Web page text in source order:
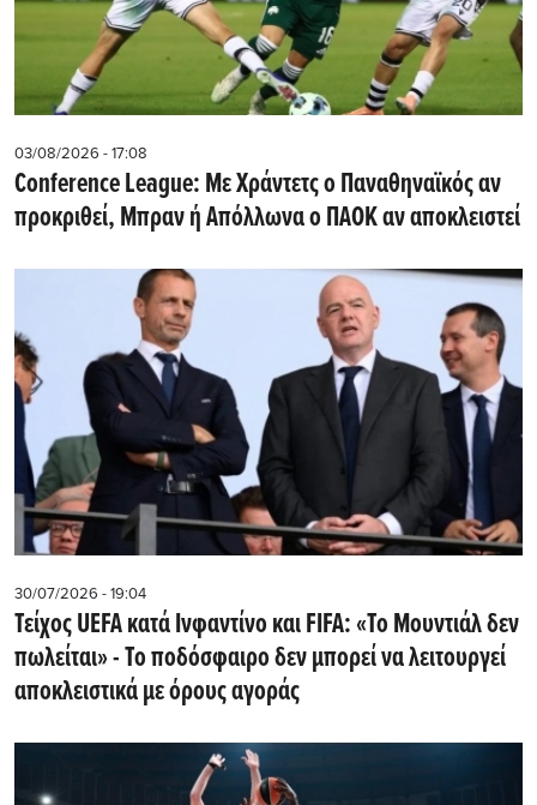
03/08/2026 - 17:08
Conference League: Με Χράντετς ο Παναθηναϊκός αν
προκριθεί, Μπραν ή Απόλλωνα ο ΠΑΟΚ αν αποκλειστεί
30/07/2026 - 19:04
Τείχος UEFA κατά Ινφαντίνο και FIFA: «Το Μουντιάλ δεν
πωλείται» - Το ποδόσφαιρο δεν μπορεί να λειτουργεί
αποκλειστικά με όρους αγοράς